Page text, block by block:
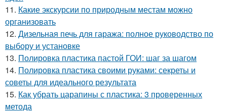
11. Какие экскурсии по природным местам можно
организовать
12. Дизельная печь для гаража: полное руководство по
выбору и установке
13. Полировка пластика пастой ГОИ: шаг за шагом
14. Полировка пластика своими руками: секреты и
советы для идеального результата
15. Как убрать царапины с пластика: 3 проверенных
метода